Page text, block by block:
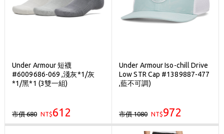
Under Armour 短襪
#6009686-069 ,淺灰*1/灰
*1/黑*1 (3雙一組)
市價 680 NT$612
Under Armour Iso-chill Drive
Low STR Cap #1389887-477
,藍不可調)
市價 1080 NT$972